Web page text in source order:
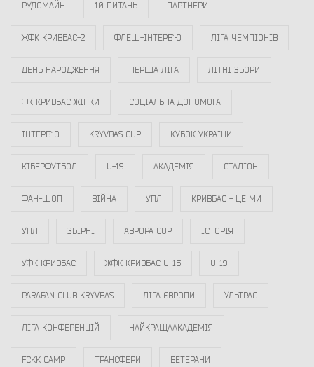
РУДОМАЙН 10 ПИТАНЬ ПАРТНЕРИ
ЖФК КРИВБАС-2 ФЛЕШ-ІНТЕРВ`Ю ЛІГА ЧЕМПІОНІВ
ДЕНЬ НАРОДЖЕННЯ ПЕРША ЛІГА ЛІТНІ ЗБОРИ
ФК КРИВБАС ЖІНКИ СОЦІАЛЬНА ДОПОМОГА
ІНТЕРВ`Ю KRYVBAS CUP КУБОК УКРАЇНИ
КІБЕРФУТБОЛ U-19 АКАДЕМІЯ СТАДІОН
ФАН-ШОП ВІЙНА УПЛ КРИВБАС - ЦЕ МИ
УПЛ ЗБІРНІ АВРОРА CUP ІСТОРІЯ
УФК-КРИВБАС ЖФК КРИВБАС U-15 U-19
PARAFAN CLUB KRYVBAS ЛІГА ЄВРОПИ УЛЬТРАС
ЛІГА КОНФЕРЕНЦІЙ НАЙКРАЩААКАДЕМІЯ
FCKK CAMP ТРАНСФЕРИ ВЕТЕРАНИ